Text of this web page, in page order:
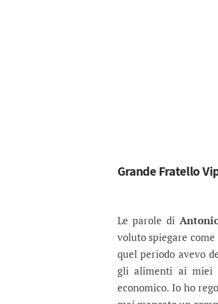
Grande Fratello
Le parole di
voluto spiegare
quel periodo avevo
gli alimenti ai miei
economico. Io ho